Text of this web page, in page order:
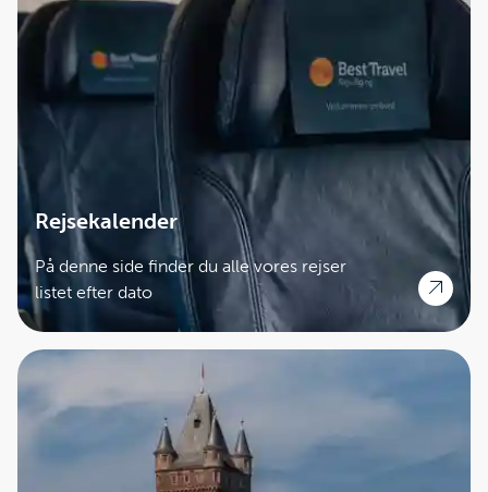
Rejsekalender
På denne side finder du alle vores rejser
listet efter dato